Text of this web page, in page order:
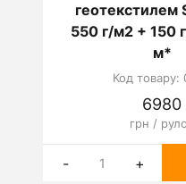
геотекстилем
550 г/м2 + 150
м*
Код товару:
6980
грн /
- +